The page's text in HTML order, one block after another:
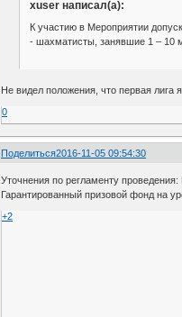
xuser написал(а):
К участию в Мероприятии
- шахматисты, занявшие 1 – 10
Не видел положения, что первая лига
0
Поделиться2016-11-05 09:54:30
Уточнения по регламенту
Гарантированный призовой фонд на
+2